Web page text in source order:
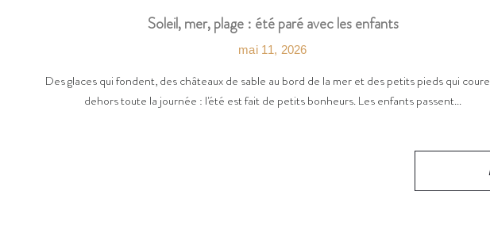
Soleil, mer, plage : été paré avec les enfants
mai 11, 2026
Des glaces qui fondent, des châteaux de sable au bord de la mer et des petits pieds qui
dehors toute la journée : l'été est fait de petits bonheurs. Les enfants passent...